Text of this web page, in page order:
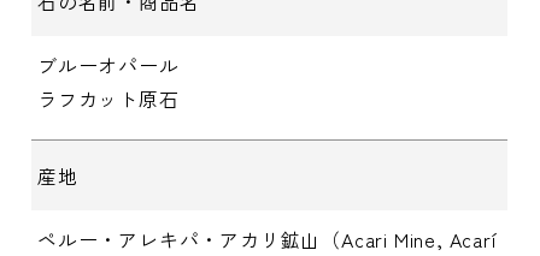
ブルーオパール
ラフカット原石
産地
ペルー・アレキパ・アカリ鉱山（Acari Mine, Acarí